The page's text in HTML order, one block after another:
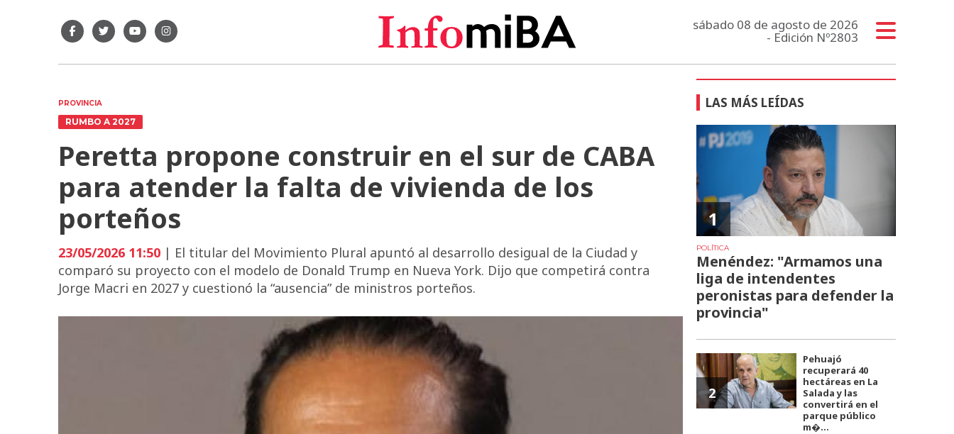
sábado 08 de agosto de 2026
- Edición Nº2803
PROVINCIA
RUMBO A 2027
Peretta propone construir en el sur de CABA
para atender la falta de vivienda de los
porteños
23/05/2026 11:50 | El titular del Movimiento Plural apuntó al desarrollo desigual de la Ciudad y
comparó su proyecto con el modelo de Donald Trump en Nueva York. Dijo que competirá contra
Jorge Macri en 2027 y cuestionó la “ausencia” de ministros porteños.
LAS MÁS LEÍDAS
1
POLÍTICA
Menéndez: "Armamos una
liga de intendentes
peronistas para defender la
provincia"
2
Pehuajó
recuperará 40
hectáreas en La
Salada y las
convertirá en el
parque público
m�...